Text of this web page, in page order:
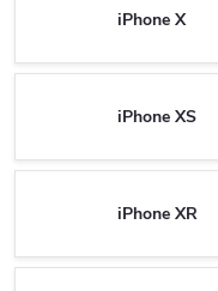
iPhone X
iPhone XS
iPhone XR